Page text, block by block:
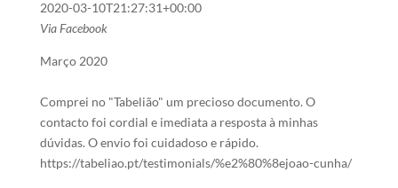
2020-03-10T21:27:31+00:00
Via Facebook
Março 2020
Comprei no "Tabelião" um precioso documento. O
contacto foi cordial e imediata a resposta à minhas
dúvidas. O envio foi cuidadoso e rápido.
https://tabeliao.pt/testimonials/%e2%80%8ejoao-cunha/